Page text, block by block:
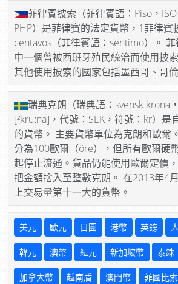
菲律賓披索（菲律賓語：Piso，
PHP）是菲律賓的法定貨幣，1菲律賓
centavos（菲律賓語：sentimo）。
中一個曾被西班牙殖民統治而使用披
其他使用披索的國家包括墨西哥、哥
瑞典克朗（瑞典語：svensk krona
[²kruːna]，代號：SEK，符號：kr）
的貨幣。 主要貨幣單位為克朗和歐爾
分為100歐爾（öre），但所有歐爾硬
起停止流通。貨品仍能使用歐爾定價
把金額捨入至整數克朗。 在2013年4
上交易量第十一大的貨幣。
美元 歐元 日圓 港幣 英鎊
韓元 澳幣 紐元 新加坡幣 泰銖
加拿大幣 越南盾 澳門幣 菲國比索